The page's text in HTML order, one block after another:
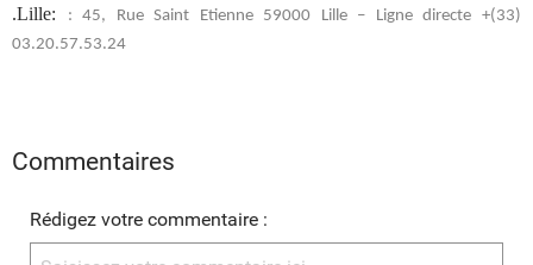
.Lille:
: 45, Rue Saint Etienne 59000 Lille – Ligne directe +(33)
03.20.57.53.24
Commentaires
Rédigez votre commentaire :